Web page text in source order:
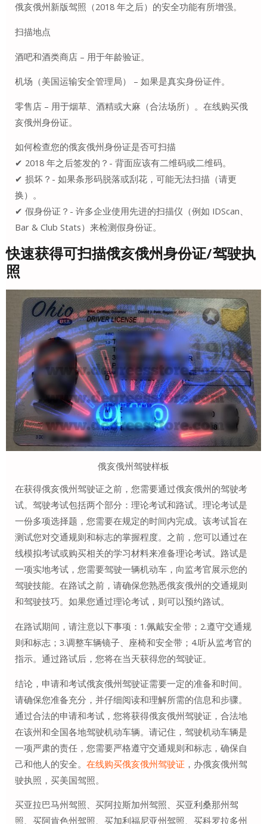
俄亥俄州新版驾照（2018 年之后）的安全功能有所增强。
扫描地点
酒吧和酒类商店 – 用于年龄验证。
机场（美国运输安全管理局） – 如果是真实身份证件。
零售店 – 用于烟草、酒精或大麻（合法场所）。在线购买俄
亥俄州身份证。
如何检查您的俄亥俄州身份证是否可扫描
✔ 2018 年之后签发的？- 背面应该有二维码或二维码。
✔ 损坏？- 如果条形码脱落或刮花，可能无法扫描（请更
换）。
✔ 假身份证？- 许多企业使用先进的扫描仪（例如 IDScan、
Bar & Club Stats）来检测假身份证。
快速获得可扫描俄亥俄州身份证/驾驶执
照
俄亥俄州驾驶样板
在获得俄亥俄州驾驶证之前，您需要通过俄亥俄州的驾驶考
试。驾驶考试包括两个部分：理论考试和路试。理论考试是
一份多项选择题，您需要在规定的时间内完成。该考试旨在
测试您对交通规则和标志的掌握程度。之前，您可以通过在
线模拟考试或购买相关的学习材料来准备理论考试。路试是
一项实地考试，您需要驾驶一辆机动车，向监考官展示您的
驾驶技能。在路试之前，请确保您熟悉俄亥俄州的交通规则
和驾驶技巧。如果您通过理论考试，则可以预约路试。
在路试期间，请注意以下事项：1.佩戴安全带；2.遵守交通规
则和标志；3.调整车辆镜子、座椅和安全带；4.听从监考官的
指示。通过路试后，您将在当天获得您的驾驶证。
结论，申请和考试俄亥俄州驾驶证需要一定的准备和时间。
请确保您准备充分，并仔细阅读和理解所需的信息和步骤。
通过合法的申请和考试，您将获得俄亥俄州驾驶证，合法地
在该州和全国各地驾驶机动车辆。请记住，驾驶机动车辆是
一项严肃的责任，您需要严格遵守交通规则和标志，确保自
己和他人的安全。 在线购买俄亥俄州驾驶证 ，办俄亥俄州驾
驶执照，买美国驾照。
买亚拉巴马州驾照、买阿拉斯加州驾照、买亚利桑那州驾
照、买阿肯色州驾照、买加利福尼亚州驾照、买科罗拉多州